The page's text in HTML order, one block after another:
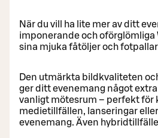
När du vill ha lite mer av ditt
imponerande och oförglömliga
sina mjuka fåtöljer och
Den utmärkta bildkvaliteten
ger ditt evenemang något
vanligt mötesrum – perfekt för
medietillfällen, lanseringar
evenemang. Även